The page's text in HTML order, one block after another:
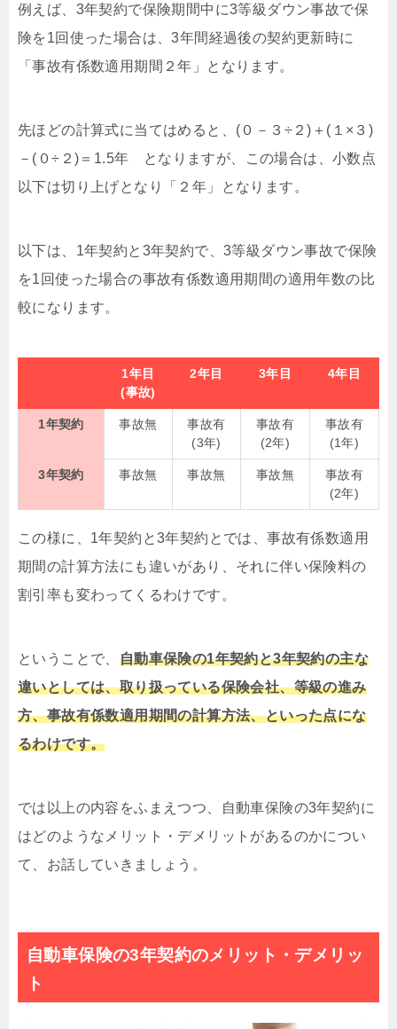
例えば、3年契約で保険期間中に3等級ダウン事故で保
険を1回使った場合は、3年間経過後の契約更新時に
「事故有係数適用期間２年」となります。
先ほどの計算式に当てはめると、(０－３÷２)＋(１×３)
－(０÷２)＝1.5年 となりますが、この場合は、小数点
以下は切り上げとなり「２年」となります。
以下は、1年契約と3年契約で、3等級ダウン事故で保険
を1回使った場合の事故有係数適用期間の適用年数の比
較になります。
1年目
(事故)
2年目 3年目 4年目
1年契約 事故無
事故有
(3年)
事故有
(2年)
事故有
(1年)
3年契約 事故無 事故無 事故無
事故有
(2年)
この様に、1年契約と3年契約とでは、事故有係数適用
期間の計算方法にも違いがあり、それに伴い保険料の
割引率も変わってくるわけです。
ということで、 自動車保険の1年契約と3年契約の主な
違いとしては、取り扱っている保険会社、等級の進み
方、事故有係数適用期間の計算方法、といった点にな
るわけです。
では以上の内容をふまえつつ、自動車保険の3年契約に
はどのようなメリット・デメリットがあるのかについ
て、お話していきましょう。
自動車保険の3年契約のメリット・デメリッ
ト